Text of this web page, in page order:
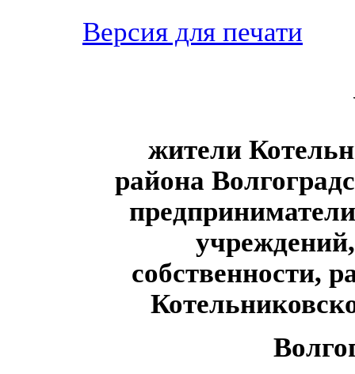
Версия для печати
жители
района
собственности,